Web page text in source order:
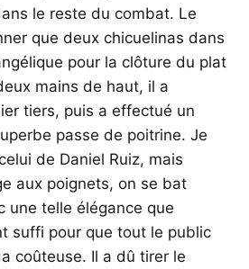
le reste du combat. Le
que deux chicuelinas dans
pour la clôture du plat
mains de haut, il a
tiers, puis a effectué un
passe de poitrine. Je
de Daniel Ruiz, mais
aux poignets, on se bat
une telle élégance que
suffi pour que tout le public
coûteuse. Il a dû tirer le